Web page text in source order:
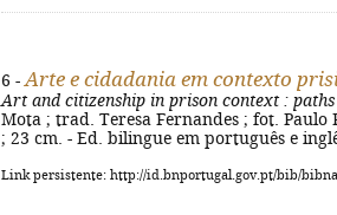
6 - Arte e cidadania em contexto
Art and citizenship in prison context: paths
Mota ; trad. Teresa Fernandes ; fot. Paulo
; 23 cm. - Ed. bilingue em português e
Link persistente: http://id.bnportugal.gov.pt/bib/